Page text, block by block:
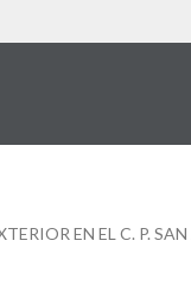
EN EL C. P.